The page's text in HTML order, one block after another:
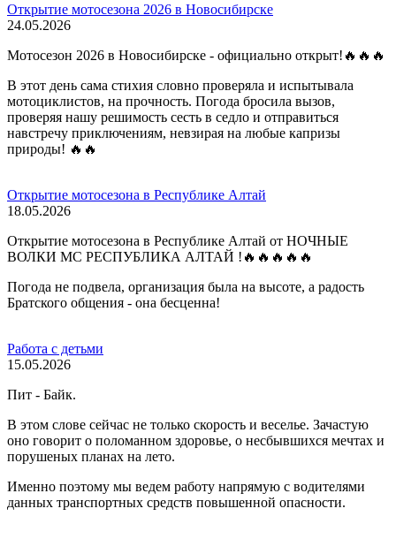
Открытие мотосезона 2026 в Новосибирске
24.05.2026
Мотосезон 2026 в Новосибирске - официально открыт!🔥🔥🔥
В этот день сама стихия словно проверяла и испытывала
мотоциклистов, на прочность. Погода бросила вызов,
проверяя нашу решимость сесть в седло и отправиться
навстречу приключениям, невзирая на любые капризы
природы! 🔥🔥
Открытие мотосезона в Республике Алтай
18.05.2026
Открытие мотосезона в Республике Алтай от НОЧНЫЕ
ВОЛКИ МС РЕСПУБЛИКА АЛТАЙ !🔥🔥🔥🔥🔥
Погода не подвела, организация была на высоте, а радость
Братского общения - она бесценна!
Работа с детьми
15.05.2026
Пит - Байк.
В этом слове сейчас не только скорость и веселье. Зачастую
оно говорит о поломанном здоровье, о несбывшихся мечтах и
порушеных планах на лето.
Именно поэтому мы ведем работу напрямую с водителями
данных транспортных средств повышенной опасности.